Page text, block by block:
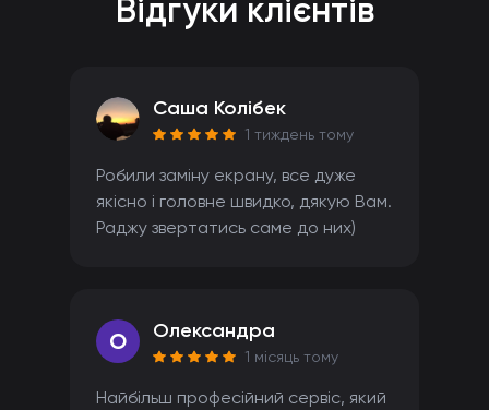
Відгуки клієнтів
Саша Колібек
1 тиждень тому
Робили заміну екрану, все дуже
якісно і головне швидко, дякую Вам.
Раджу звертатись саме до них)
O Олександра
1 місяць тому
Найбільш професійний сервіс, який